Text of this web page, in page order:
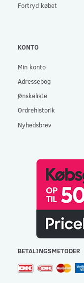
Fortryd købet
KONTO
Min konto
Adressebog
Ønskeliste
Ordrehistorik
Nyhedsbrev
BETALINGSMETODER